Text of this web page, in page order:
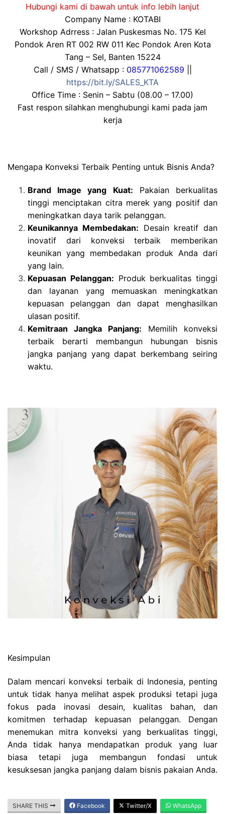
Hubungi kami di bawah untuk info lebih lanjut
Company Name : KOTABI
Workshop Adrress : Jalan Puskesmas No. 175 Kel
Pondok Aren RT 002 RW 011 Kec Pondok Aren Kota
Tang – Sel, Banten 15224
Call / SMS / Whatsapp : 085771062589
https://bit.ly/SALES_KTA
Office Time : Senin – Sabtu (08.00 – 17.00)
Fast respon silahkan menghubungi kami pada jam
kerja
Mengapa Konveksi Terbaik Penting untuk Bisnis Anda?
Brand Image yang Kuat: Pakaian berkualitas
tinggi menciptakan citra merek yang positif dan
meningkatkan daya tarik pelanggan.
Keunikannya Membedakan: Desain kreatif dan
inovatif dari konveksi terbaik memberikan
keunikan yang membedakan produk Anda dari
yang lain.
Kepuasan Pelanggan: Produk berkualitas tinggi
dan layanan yang memuaskan meningkatkan
kepuasan pelanggan dan dapat menghasilkan
ulasan positif.
Kemitraan Jangka Panjang: Memilih konveksi
terbaik berarti membangun hubungan bisnis
jangka panjang yang dapat berkembang seiring
waktu.
Kesimpulan
Dalam mencari konveksi terbaik di Indonesia, penting
untuk tidak hanya melihat aspek produksi tetapi juga
fokus pada inovasi desain, kualitas bahan, dan
komitmen terhadap kepuasan pelanggan. Dengan
menemukan mitra konveksi yang berkualitas tinggi,
Anda tidak hanya mendapatkan produk yang luar
biasa tetapi juga membangun fondasi untuk
kesuksesan jangka panjang dalam bisnis pakaian Anda.
SHARE THIS Facebook Twitter/X WhatsApp